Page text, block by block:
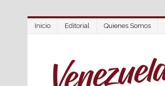
Inicio Editorial Quienes Somos